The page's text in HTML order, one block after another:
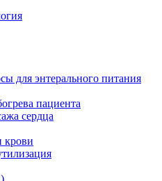
для энтерального питания
пациента
сердца
крови